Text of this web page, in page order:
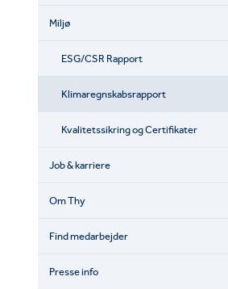
Miljø
ESG/CSR Rapport
Klimaregnskabsrapport
Kvalitetssikring og Certifikater
Job & karriere
Om Thy
Find medarbejder
Presse info